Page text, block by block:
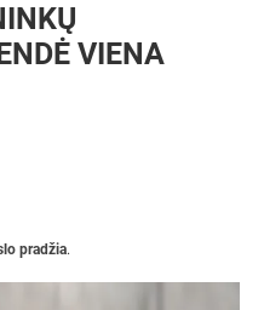
VIENA
pradžia.